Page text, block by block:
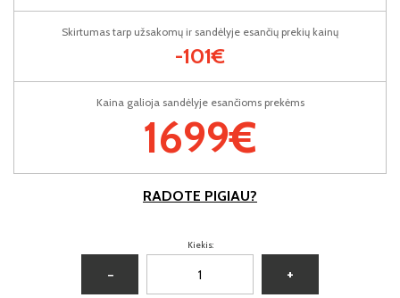
Kaina galioja sandėlyje esančioms prekėms
1699€
Skirtumas tarp užsakomų ir sandėlyje esančių prekių kainų
-101€
RADOTE PIGIAU?
Kiekis:
− +